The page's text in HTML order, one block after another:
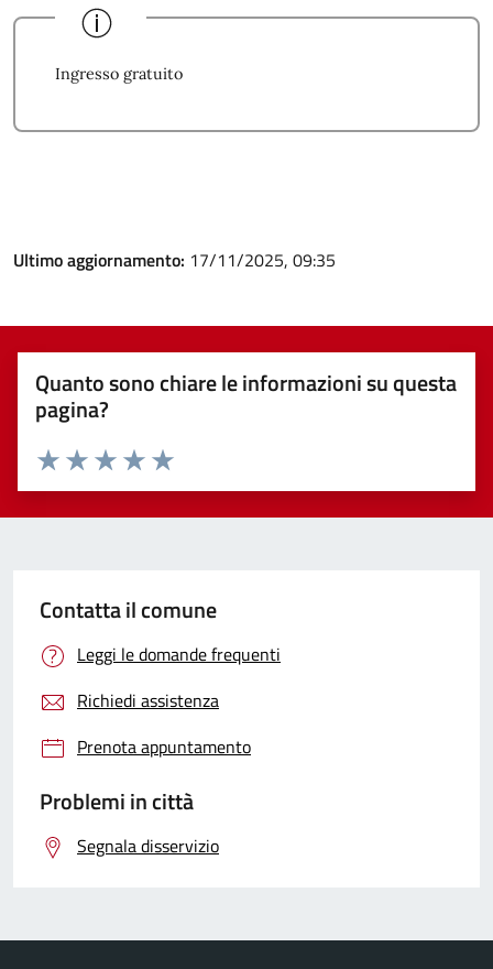
Ingresso gratuito
Ultimo aggiornamento: 17/11/2025, 09:35
Quanto sono chiare le informazioni su questa
pagina?
Valuta 5 stelle su 5
Valuta 4 stelle su 5
Valuta 3 stelle su 5
Valuta 2 stelle su 5
Valuta 1 stelle su 5
Contatta il comune
Leggi le domande frequenti
Richiedi assistenza
Prenota appuntamento
Problemi in città
Segnala disservizio